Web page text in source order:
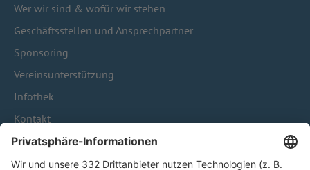
Wer wir sind & wofür wir stehen
Geschäftsstellen und Ansprechpartner
Sponsoring
Vereinsunterstützung
Infothek
Kontakt
HÄUFIG BESUCHTE SEITEN